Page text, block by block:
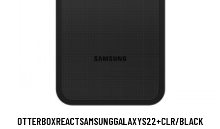
OTTERBOXREACTSAMSUNGGALAXYS22+CLR/BLACK